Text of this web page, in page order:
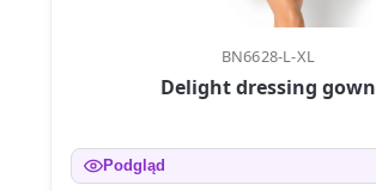
BN6628-L-XL
Delight dressing gown
Podgląd